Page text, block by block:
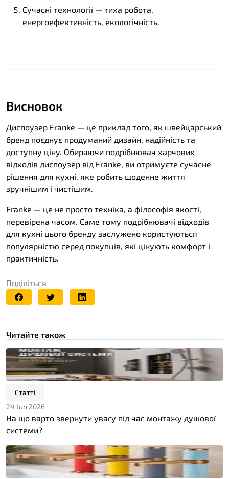
Сучасні технології — тиха робота,
енергоефективність, екологічність.
Висновок
Диспоузер Franke — це приклад того, як швейцарський
бренд поєднує продуманий дизайн, надійність та
доступну ціну. Обираючи подрібнювач харчових
відходів диспоузер від Franke, ви отримуєте сучасне
рішення для кухні, яке робить щоденне життя
зручнішим і чистішим.
Franke — це не просто техніка, а філософія якості,
перевірена часом. Саме тому подрібнювачі відходів
для кухні цього бренду заслужено користуються
популярністю серед покупців, які цінують комфорт і
практичність.
Поділіться
Читайте також
Статті
24 Jun 2026
На що варто звернути увагу під час монтажу душової
системи?